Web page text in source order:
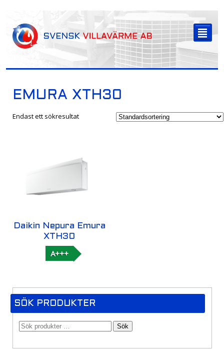
²
EMURA XTH30
Endast ett sökresultat
Daikin Nepura Emura
XTH30
A+++
SÖK PRODUKTER
Sök